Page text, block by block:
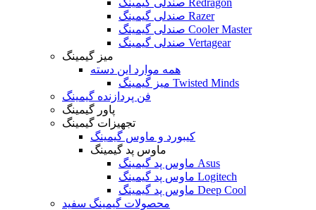
صندلی گیمینگ Redragon
صندلی گیمینگ Razer
صندلی گیمینگ Cooler Master
صندلی گیمینگ Vertagear
میز گیمینگ
همه موارد این دسته
میز گیمینگ Twisted Minds
فن پردازنده گیمینگ
پاور گیمینگ
تجهیزات گیمینگ
کیبورد و ماوس گیمینگ
ماوس پد گیمینگ
ماوس پد گیمینگ Asus
ماوس پد گیمینگ Logitech
ماوس پد گیمینگ Deep Cool
محصولات گیمینگ سفید